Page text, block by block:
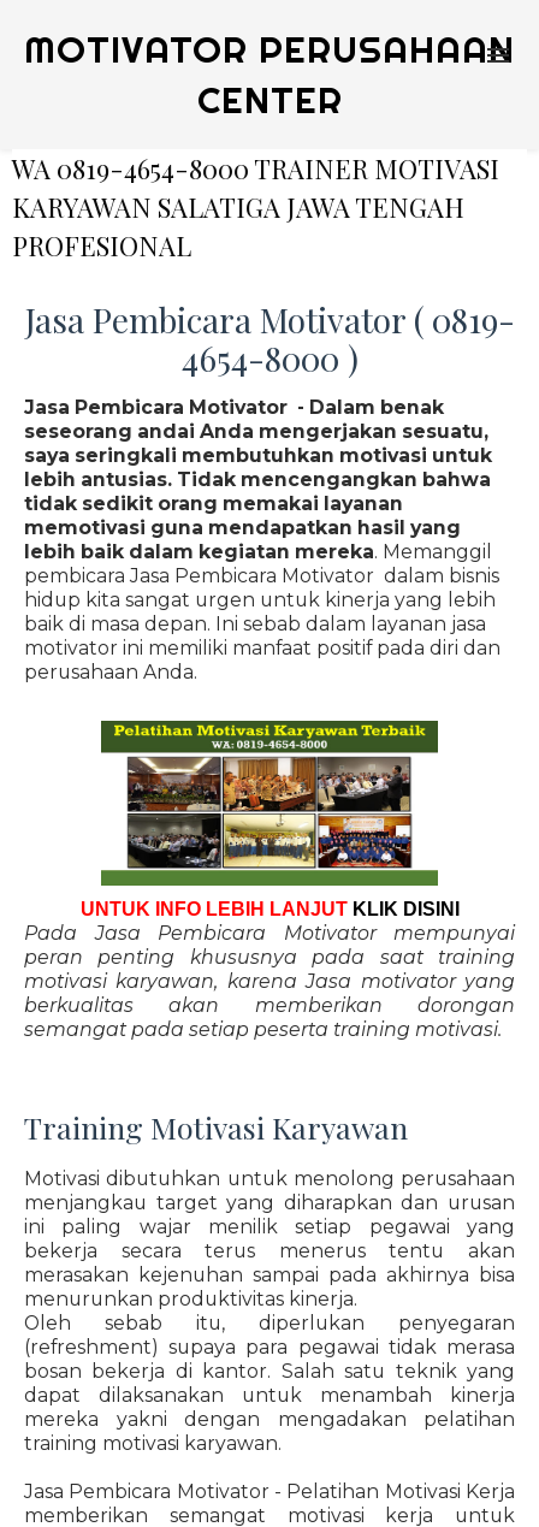
MOTIVATOR PERUSAHAAN
CENTER
WA 0819-4654-8000 TRAINER MOTIVASI
KARYAWAN SALATIGA JAWA TENGAH
PROFESIONAL
Jasa Pembicara Motivator ( 0819-
4654-8000 )
Jasa Pembicara Motivator - Dalam benak
seseorang andai Anda mengerjakan sesuatu,
saya seringkali membutuhkan motivasi untuk
lebih antusias. Tidak mencengangkan bahwa
tidak sedikit orang memakai layanan
memotivasi guna mendapatkan hasil yang
lebih baik dalam kegiatan mereka. Memanggil
pembicara Jasa Pembicara Motivator dalam bisnis
hidup kita sangat urgen untuk kinerja yang lebih
baik di masa depan. Ini sebab dalam layanan jasa
motivator ini memiliki manfaat positif pada diri dan
perusahaan Anda.
UNTUK INFO LEBIH LANJUT KLIK DISINI
Pada Jasa Pembicara Motivator mempunyai
peran penting khususnya pada saat training
motivasi karyawan, karena Jasa motivator yang
berkualitas akan memberikan dorongan
semangat pada setiap peserta training motivasi.
Training Motivasi Karyawan
Motivasi dibutuhkan untuk menolong perusahaan
menjangkau target yang diharapkan dan urusan
ini paling wajar menilik setiap pegawai yang
bekerja secara terus menerus tentu akan
merasakan kejenuhan sampai pada akhirnya bisa
menurunkan produktivitas kinerja.
Oleh sebab itu, diperlukan penyegaran
(refreshment) supaya para pegawai tidak merasa
bosan bekerja di kantor. Salah satu teknik yang
dapat dilaksanakan untuk menambah kinerja
mereka yakni dengan mengadakan pelatihan
training motivasi karyawan.
Jasa Pembicara Motivator - Pelatihan Motivasi Kerja
memberikan semangat motivasi kerja untuk